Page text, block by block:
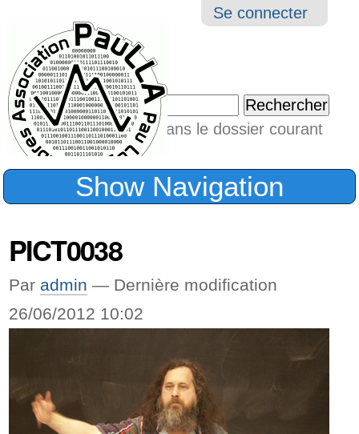
Outils
Se connecter
Chercher par
Seulement dans le dossier courant
Recherche
Show Navigation
PICT0038
Par admin — Dernière modification
26/06/2012 10:02